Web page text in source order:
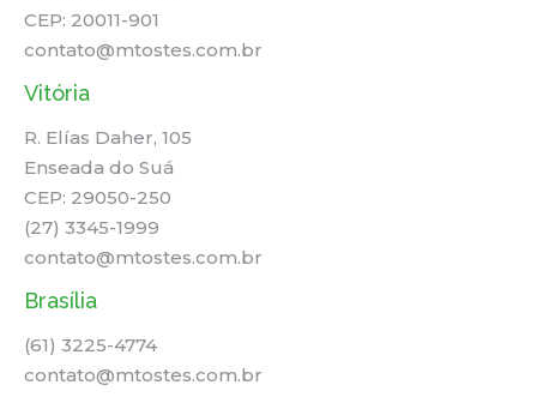
CEP: 20011-901
contato@mtostes.com.br
Vitória
R. Elías Daher, 105
Enseada do Suá
CEP: 29050-250
(27) 3345-1999
contato@mtostes.com.br
Brasília
(61) 3225-4774
contato@mtostes.com.br